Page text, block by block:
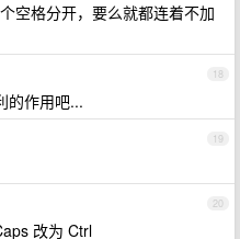
空格分开，要么就都连着不加
18
的作用吧...
19
20
改为 Ctrl